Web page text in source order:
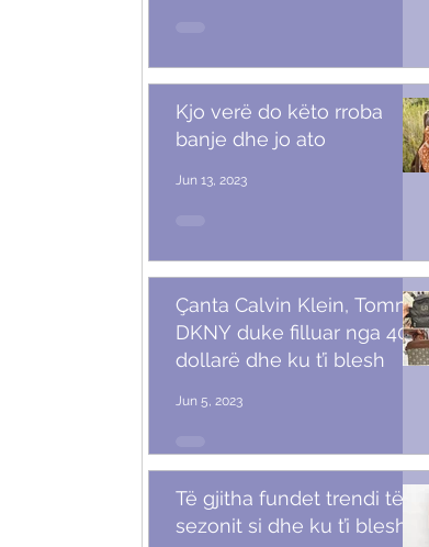
Kjo verë do këto rroba
banje dhe jo ato
Jun 13, 2023
Çanta Calvin Klein, Tommy,
DKNY duke filluar nga 40
dollarë dhe ku t’i blesh
Jun 5, 2023
Të gjitha fundet trendi të
sezonit si dhe ku t’i blesh